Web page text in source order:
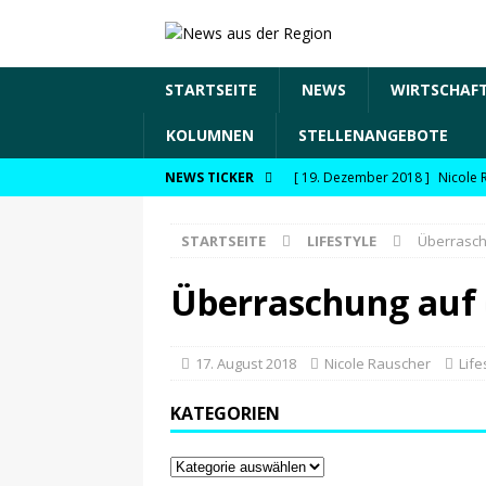
STARTSEITE NEWS
KOLUMNEN STELLENANGEBOTE
NEWS TICKER [ 19. Dezember 2018 ] Nicole
WIRTSCHAFT
[ 19. Dezember 2018 ]
Fachkräftesicherung,
förderfähige Handlungsfelder
[ 30. Dezember 2020 ] FDP
29.12.2020
STARTSEITE LIFESTYLE
Überraschung
17. August 2018 Nicole Rauscher
KATEGORIEN